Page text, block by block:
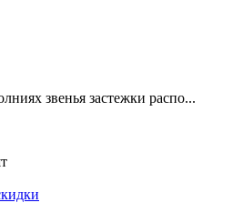
звенья застежки распо...